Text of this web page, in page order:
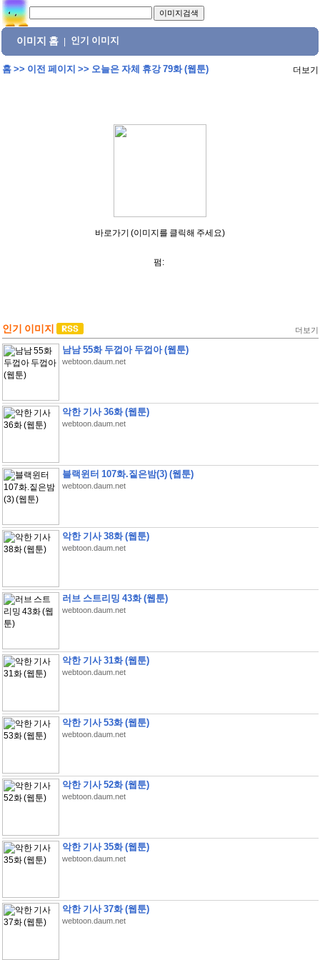
이미지 홈 인기 이미지
홈>> 이전 페이지 >> 오늘은 자체 휴강 79화 (웹툰) 더보기
바로가기 (이미지를 클릭해 주세요)
펌:
인기 이미지 더보기
남남 55화 두껍아 두껍아 (웹툰)
webtoon.daum.net
악한 기사 36화 (웹툰)
webtoon.daum.net
블랙윈터 107화.짙은밤(3) (웹툰)
webtoon.daum.net
악한 기사 38화 (웹툰)
webtoon.daum.net
러브 스트리밍 43화 (웹툰)
webtoon.daum.net
악한 기사 31화 (웹툰)
webtoon.daum.net
악한 기사 53화 (웹툰)
webtoon.daum.net
악한 기사 52화 (웹툰)
webtoon.daum.net
악한 기사 35화 (웹툰)
webtoon.daum.net
악한 기사 37화 (웹툰)
webtoon.daum.net